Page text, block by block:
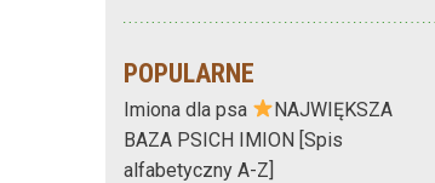
POPULARNE
Imiona dla psa
NAJWIĘKSZA
BAZA PSICH IMION [Spis
alfabetyczny A-Z]